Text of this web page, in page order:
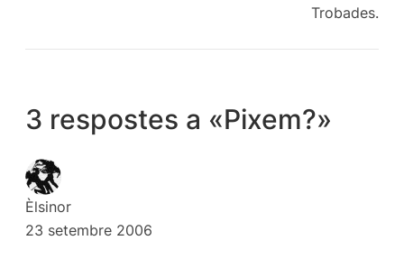
Trobades.
3 respostes a «Pixem?»
Èlsinor
23 setembre 2006